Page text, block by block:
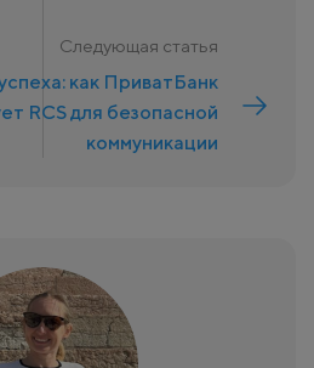
Следующая статья
как ПриватБанк
RCS для безопасной
коммуникации